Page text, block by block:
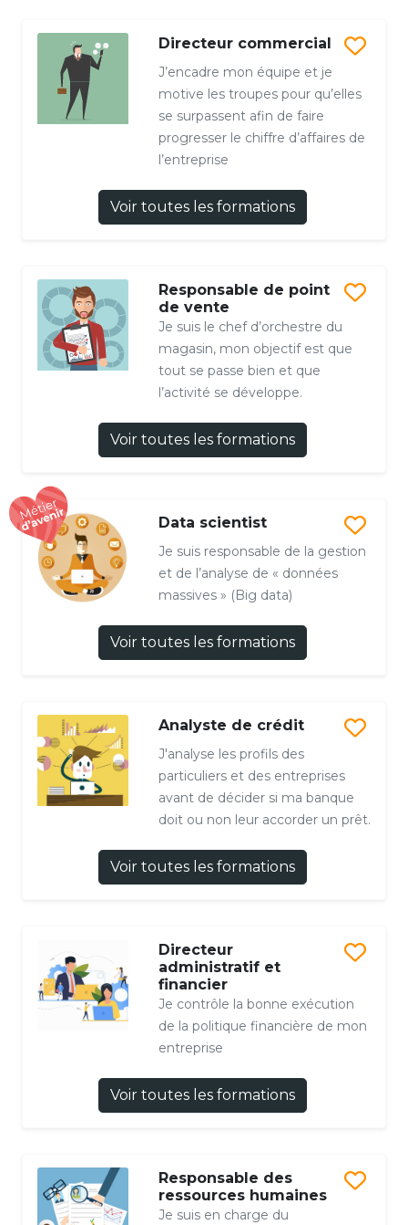
Directeur commercial
J’encadre mon équipe et je
motive les troupes pour qu’elles
se surpassent afin de faire
progresser le chiffre d’affaires de
l’entreprise
Voir toutes les formations
Responsable de point
de vente
Je suis le chef d’orchestre du
magasin, mon objectif est que
tout se passe bien et que
l’activité se développe.
Voir toutes les formations
Data scientist
Je suis responsable de la gestion
et de l’analyse de « données
massives » (Big data)
Voir toutes les formations
Analyste de crédit
J'analyse les profils des
particuliers et des entreprises
avant de décider si ma banque
doit ou non leur accorder un prêt.
Voir toutes les formations
Directeur
administratif et
financier
Je contrôle la bonne exécution
de la politique financière de mon
entreprise
Voir toutes les formations
Responsable des
ressources humaines
Je suis en charge du